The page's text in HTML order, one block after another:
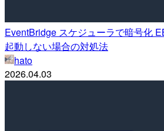
EventBridge スケジューラで暗号化
起動しない場合の対処法
hato
2026.04.03